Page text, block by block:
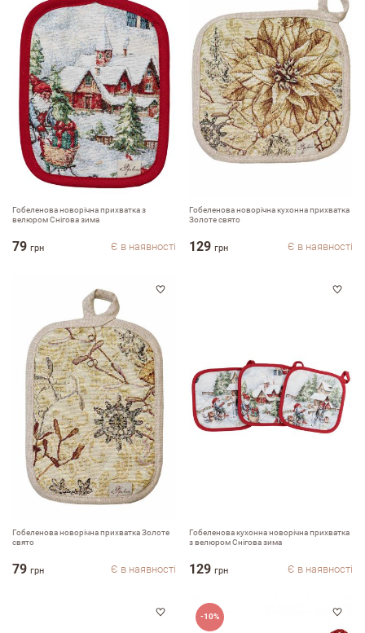
Гобеленова новорічна прихватка з
велюром Снігова зима
79 грн Є в наявності
Гобеленова новорічна кухонна прихватка
Золоте свято
129 грн Є в наявності
Гобеленова новорічна прихватка Золоте
свято
79 грн Є в наявності
Гобеленова кухонна новорічна прихватка
з велюром Снігова зима
129 грн Є в наявності
-10%
email
Коментар
Переваги
Недоліки
Оцініть, будь ласка